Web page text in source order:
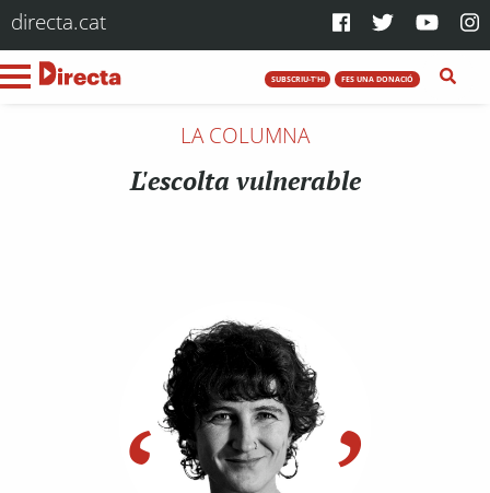
directa.cat
SUBSCRIU-T'HI FES UNA DONACIÓ
LA COLUMNA
L'escolta vulnerable